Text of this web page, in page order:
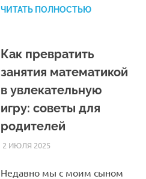
ЧИТАТЬ ПОЛНОСТЬЮ
Как превратить
занятия математикой
в увлекательную
игру: советы для
родителей
2 ИЮЛЯ 2025HOMELESSONS
СТАТЬИ
Недавно мы с моим сыном